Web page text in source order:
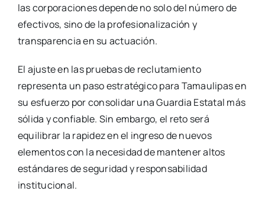
las corporaciones depende no solo del número de
efectivos, sino de la profesionalización y
transparencia en su actuación.
El ajuste en las pruebas de reclutamiento
representa un paso estratégico para Tamaulipas en
su esfuerzo por consolidar una Guardia Estatal más
sólida y confiable. Sin embargo, el reto será
equilibrar la rapidez en el ingreso de nuevos
elementos con la necesidad de mantener altos
estándares de seguridad y responsabilidad
institucional.